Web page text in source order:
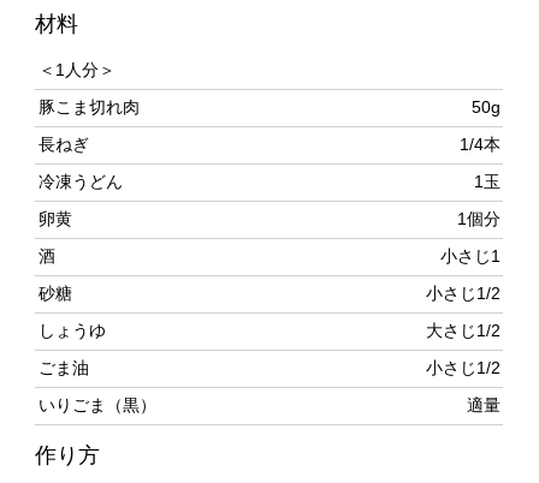
豚こま切れ肉
長ねぎ
冷凍うどん
卵黄
酒 小さじ1
砂糖 小さじ1/2
しょうゆ 大さじ1/2
ごま油
いりごま（黒） 適量
作り方
長ねぎは1cm厚さの斜め切りにする。豚肉は大きければ